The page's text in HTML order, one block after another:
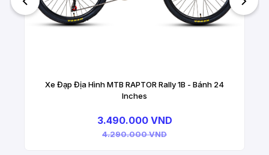
Xe Đạp Địa Hình MTB RAPTOR Rally 1B - Bánh 24
Inches
3.490.000 VND
4.290.000 VND